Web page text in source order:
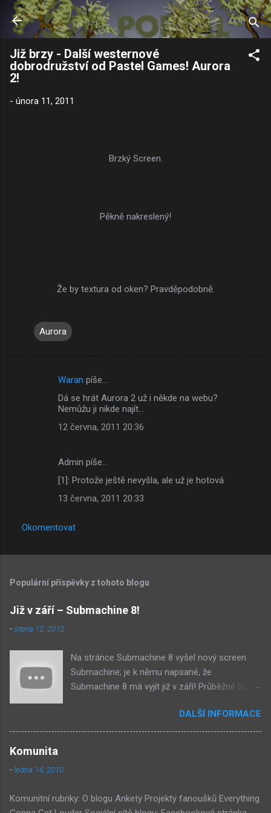
Přeskočit na hlavní obsah
Již brzy - Další westernové
dobrodružství od Pastel Games! Aurora
2!
- února 11, 2011
Brzký Screen.
Pěkně nakreslený!
Že by textura od oken? Pravděpodobně.
Aurora
e
Waran píše…
Dá se hrát Aurora 2 už i někde na webu?
Nemůžu ji nikde najít...
12 června, 2011 20:36
Admin píše…
[1]: Protože ještě nevyšla, ale už je hotová
13 června, 2011 20:33
Okomentovat
Populární příspěvky z tohoto blogu
Již v září – Submachine 8!
-srpna 12, 2012
Na stránce Submachine 8 vyšel nový screen
Submachine; je k němu napsané, že
Submachine 8 má vyjít již v září! Průběžně budu
zveřejněný materiál ze Submachine 8. Zvukové
pozadí menu. První screen, který se na stránce
v DaymareTown 1 ( stránka sub8 ) Screen, který
DALŠÍ INFORMACE
Komunita
-ledna 14, 2010
Komunitní rubriky: O blogu Ankety Projekty fanoušků Everything